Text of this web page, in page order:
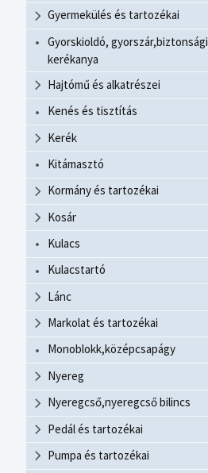
Gyermekülés és tartozékai
Gyorskioldó, gyorszár,biztonsági
kerékanya
Hajtómű és alkatrészei
Kenés és tisztítás
Kerék
Kitámasztó
Kormány és tartozékai
Kosár
Kulacs
Kulacstartó
Lánc
Markolat és tartozékai
Monoblokk,középcsapágy
Nyereg
Nyeregcső,nyeregcső bilincs
Pedál és tartozékai
Pumpa és tartozékai